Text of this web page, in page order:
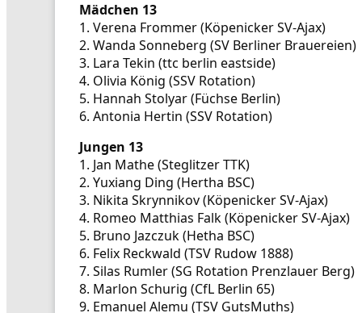
Mädchen 13
1. Verena Frommer (Köpenicker SV-Ajax)
2. Wanda Sonneberg (SV Berliner Brauereien)
3. Lara Tekin (ttc berlin eastside)
4. Olivia König (SSV Rotation)
5. Hannah Stolyar (Füchse Berlin)
6. Antonia Hertin (SSV Rotation)
Jungen 13
1. Jan Mathe (Steglitzer TTK)
2. Yuxiang Ding (Hertha BSC)
3. Nikita Skrynnikov (Köpenicker SV-Ajax)
4. Romeo Matthias Falk (Köpenicker SV-Ajax)
5. Bruno Jazczuk (Hetha BSC)
6. Felix Reckwald (TSV Rudow 1888)
7. Silas Rumler (SG Rotation Prenzlauer Berg)
8. Marlon Schurig (CfL Berlin 65)
9. Emanuel Alemu (TSV GutsMuths)